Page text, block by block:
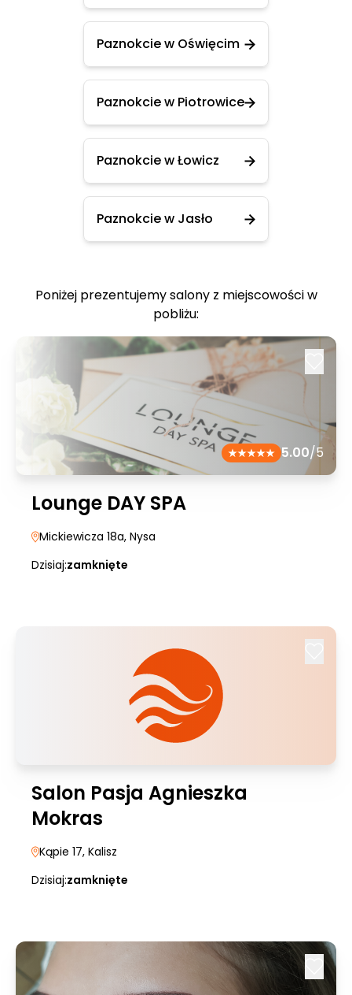
Paznokcie w Oświęcim
Paznokcie w Piotrowice
Paznokcie w Łowicz
Paznokcie w Jasło
Poniżej prezentujemy salony z miejscowości w
pobliżu:
5.00/5
Lounge DAY SPA
Mickiewicza 18a, Nysa
Dzisiaj:zamknięte
Salon Pasja Agnieszka
Mokras
Kąpie 17, Kalisz
Dzisiaj:zamknięte